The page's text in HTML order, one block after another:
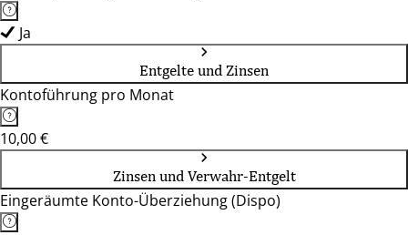
Ja
Entgelte und Zinsen
Kontoführung pro Monat
10,00 €
Zinsen und Verwahr-Entgelt
Eingeräumte Konto-Überziehung (Dispo)